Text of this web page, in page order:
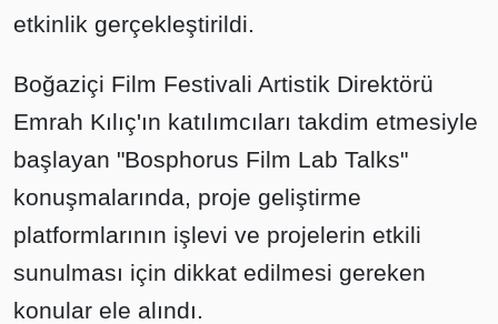
etkinlik gerçekleştirildi.
Boğaziçi Film Festivali Artistik Direktörü
Emrah Kılıç'ın katılımcıları takdim etmesiyle
başlayan "Bosphorus Film Lab Talks"
konuşmalarında, proje geliştirme
platformlarının işlevi ve projelerin etkili
sunulması için dikkat edilmesi gereken
konular ele alındı.